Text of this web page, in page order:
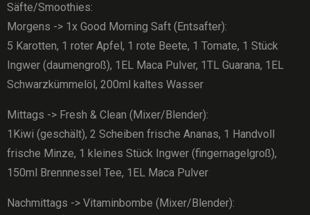
Säfte/Smoothies:
Morgens -> 1x Good Morning Saft (Entsafter):
5 Karotten, 1 roter Apfel, 1 rote Beete, 1 Tomate, 1 Stück
Ingwer (daumengroß), 1EL Maca Pulver, 1TL Guarana, 1EL
Schwarzkümmelöl, 200ml kaltes Wasser
Mittags -> Fresh & Clean (Mixer/Blender):
1Kiwi (geschält), 2 Scheiben frische Ananas, 1 Handvoll
frische Minze, 1 kleines Stück Ingwer (fingernagelgroß),
150ml Brennnessel Tee, 1EL Maca Pulver
Nachmittags -> Vitaminbombe (Mixer/Blender):